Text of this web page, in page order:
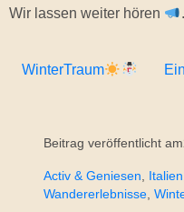
Wir lassen weiter hören .
WinterTraum
Beitrag veröffentlicht am
Activ & Geniesen, Italien
Wandererlebnisse,